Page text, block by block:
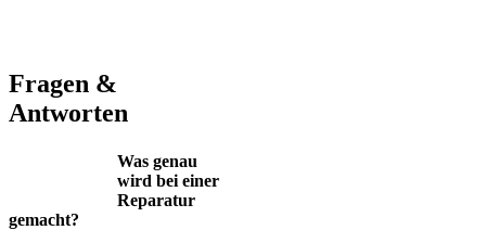
Fragen &
Antworten
Was genau
wird bei einer
Reparatur
gemacht?